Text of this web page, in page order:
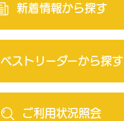
新着情報から探す
ベストリーダーから探す
ご利用状況照会